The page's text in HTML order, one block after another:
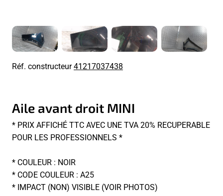
Réf. constructeur41217037438
Aile avant droit MINI
* PRIX AFFICHÉ TTC AVEC UNE TVA 20% RECUPERABLE
POUR LES PROFESSIONNELS *
* COULEUR : NOIR
* CODE COULEUR : A25
* IMPACT (NON) VISIBLE (VOIR PHOTOS)